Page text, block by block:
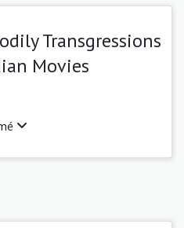
Transgressions
Movies